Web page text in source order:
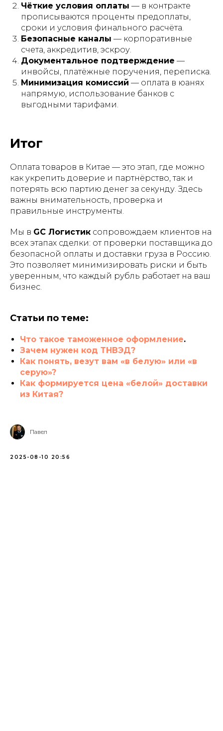
Чёткие условия оплаты — в контракте
прописываются проценты предоплаты,
сроки и условия финального расчёта.
Безопасные каналы — корпоративные
счета, аккредитив, эскроу.
Документальное подтверждение —
инвойсы, платёжные поручения, переписка.
Минимизация комиссий — оплата в юанях
напрямую, использование банков с
выгодными тарифами.
Итог
Оплата товаров в Китае — это этап, где можно
как укрепить доверие и партнёрство, так и
потерять всю партию денег за секунду. Здесь
важны внимательность, проверка и
правильные инструменты.
Мы в GC Логистик сопровождаем клиентов на
всех этапах сделки: от проверки поставщика до
безопасной оплаты и доставки груза в Россию.
Это позволяет минимизировать риски и быть
уверенным, что каждый рубль работает на ваш
бизнес.
Статьи по теме:
Что такое таможенное оформление.
Зачем нужен код ТНВЭД?
Как понять, везут вам «в белую» или «в
серую»?
Как формируется цена «белой» доставки
из Китая?
Павел
2025-08-10 20:56